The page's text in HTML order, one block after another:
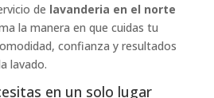
de lavanderia en el norte
la manera en que cuidas tu
confianza y resultados
lavado.
en un solo lugar